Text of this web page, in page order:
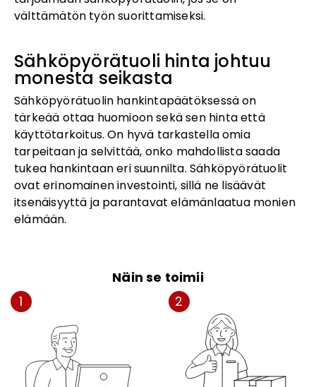
välttämätön työn suorittamiseksi.
Sähköpyörätuoli hinta johtuu
monesta seikasta
Sähköpyörätuolin hankintapäätöksessä on
tärkeää ottaa huomioon sekä sen hinta että
käyttötarkoitus. On hyvä tarkastella omia
tarpeitaan ja selvittää, onko mahdollista saada
tukea hankintaan eri suunnilta. Sähköpyörätuolit
ovat erinomainen investointi, sillä ne lisäävät
itsenäisyyttä ja parantavat elämänlaatua monien
elämään.
Näin se toimii
1
2